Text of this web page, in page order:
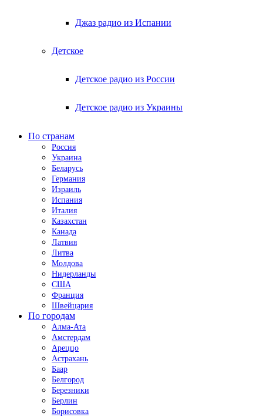
Джаз радио из Испании
Детское
Детское радио из России
Детское радио из Украины
По странам
Россия
Украина
Беларусь
Германия
Израиль
Испания
Италия
Казахстан
Канада
Латвия
Литва
Молдова
Нидерланды
США
Франция
Швейцария
По городам
Алма-Ата
Амстердам
Ареццо
Астрахань
Баар
Белгород
Березники
Берлин
Борисовка